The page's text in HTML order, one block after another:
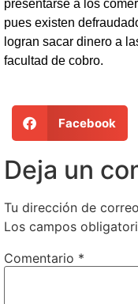
presentarse a los
pues existen
logran sacar dinero a
facultad de cobro.
Facebook
Deja un
Tu dirección de
Los campos
Comentario *